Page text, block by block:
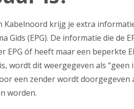
Kabelnoord krijg je extra
Gids (EPG). De informatie die de
EPG óf heeft maar een beperkte
wordt dit weergegeven als
een zender wordt
worden.